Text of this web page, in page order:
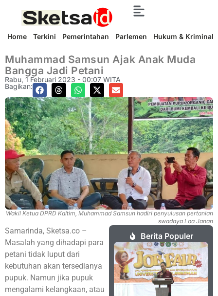
Home Terkini Pemerintahan Parlemen Hukum & Kriminal
Muhammad Samsun Ajak Anak Muda
Bangga Jadi Petani
Rabu, 1 Februari 2023 - 00:07 WITA
Bagikan:
Wakil Ketua DPRD Kaltim, Muhammad Samsun hadiri penyulusan pertanian
swadaya Loa Janan
Samarinda, Sketsa.co –
Masalah yang dihadapi para
petani tidak luput dari
kebutuhan akan tersedianya
pupuk. Namun jika pupuk
mengalami kelangkaan, atau
Berita Populer